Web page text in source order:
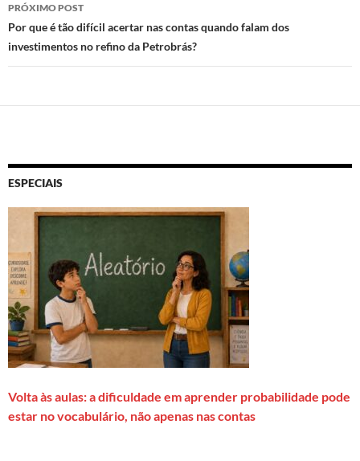
PRÓXIMO POST
Por que é tão difícil acertar nas contas quando falam dos
investimentos no refino da Petrobrás?
ESPECIAIS
Volta às aulas: a dificuldade em aprender probabilidade pode
estar no vocabulário, não apenas nas contas